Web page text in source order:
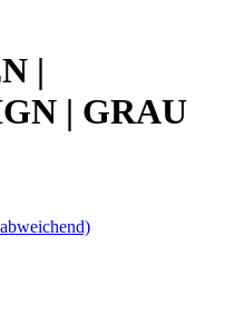
|
| GRAU